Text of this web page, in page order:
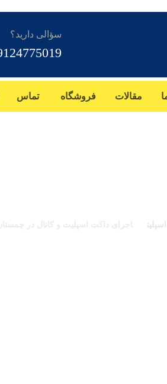
سؤالی دارید؟
مقالات فروشگاه تماس